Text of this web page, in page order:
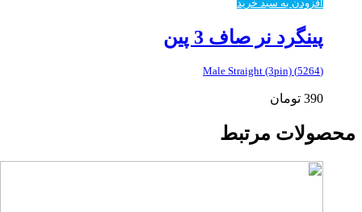
افزودن به سبد خرید
پینگرد نر صاف 3 پین
(5264) Male Straight (3pin)
390 تومان
محصولات مرتبط